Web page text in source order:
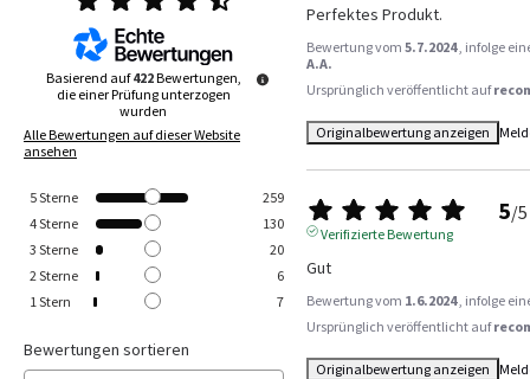
Basierend auf422Bewertungen,
die einer Prüfung unterzogen
wurden
Alle Bewertungen auf dieser Website
ansehen
5Sterne
259
4Sterne
130
3 Sterne
20
2 Sterne
6
1 Stern 7
Bewertungen sortieren
Perfektes Produkt.
Bewertung vom 5.7.2024 , infolge
A.A.
Ursprünglich veröffentlicht auf
Originalbewertung anzeigen
5/5
Verifizierte Bewertung
Gut
Bewertung vom 1.6.2024 , infolge
Ursprünglich veröffentlicht auf
Originalbewertung anzeigen